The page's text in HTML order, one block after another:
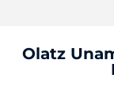
Olatz